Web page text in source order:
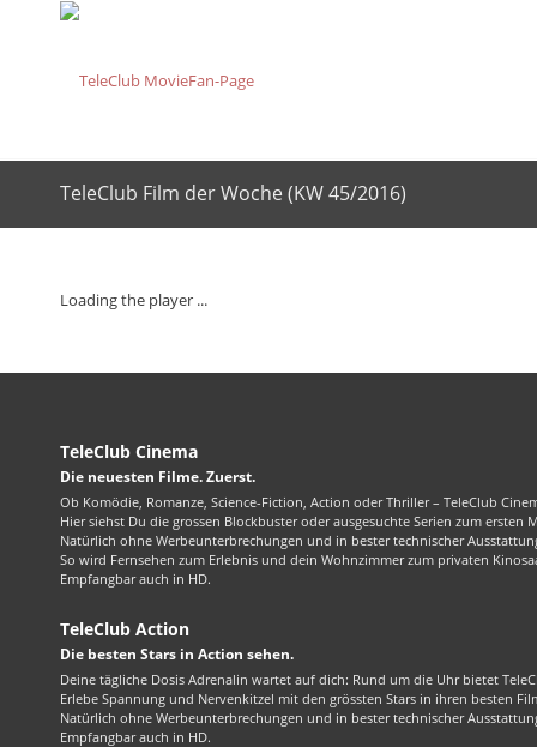
TeleClub Film der Woche (KW 45/2016)
Loading the player ...
TeleClub Cinema
Die neuesten Filme. Zuerst.
Ob Komödie, Romanze, Science-Fiction, Action oder Thriller – TeleClub
Hier siehst Du die grossen Blockbuster oder ausgesuchte Serien zum ersten
Natürlich ohne Werbeunterbrechungen und in bester technischer
So wird Fernsehen zum Erlebnis und dein Wohnzimmer zum privaten
Empfangbar auch in HD.
TeleClub Action
Die besten Stars in Action sehen.
Deine tägliche Dosis Adrenalin wartet auf dich: Rund um die Uhr bietet
Erlebe Spannung und Nervenkitzel mit den grössten Stars in ihren besten
Natürlich ohne Werbeunterbrechungen und in bester technischer
Empfangbar auch in HD.